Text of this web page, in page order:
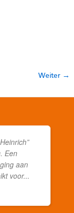
Weiter →
Een
aan
voor...